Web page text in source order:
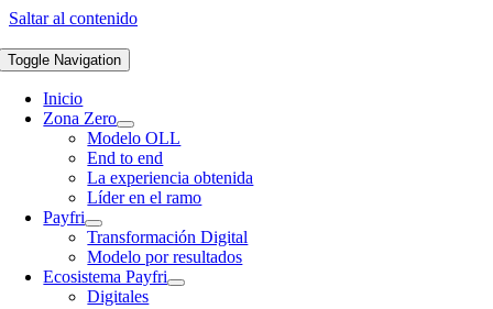
Saltar al contenido
Toggle Navigation
Inicio
Zona Zero
Modelo OLL
End to end
La experiencia obtenida
Líder en el ramo
Payfri
Transformación Digital
Modelo por resultados
Ecosistema Payfri
Digitales